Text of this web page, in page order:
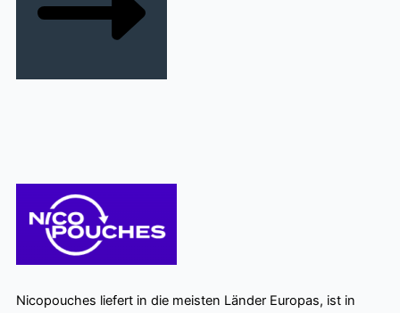
Nicopouches liefert in die meisten Länder Europas, ist in